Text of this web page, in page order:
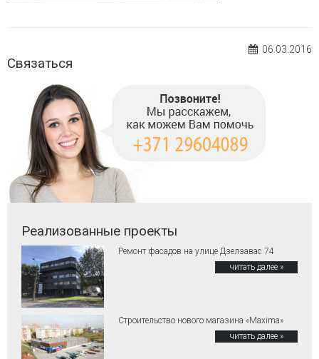
06.03.2016
Связаться
Реализованные проекты
Ремонт фасадов на улице Дзелзавас 74
читать далее »
Строительство нового магазина «Maxima»
читать далее »